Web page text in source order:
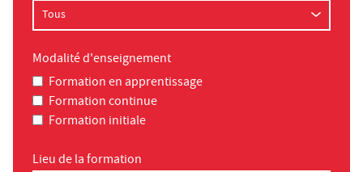
Modalité d'enseignement
Formation en apprentissage
Formation continue
Formation initiale
Lieu de la formation